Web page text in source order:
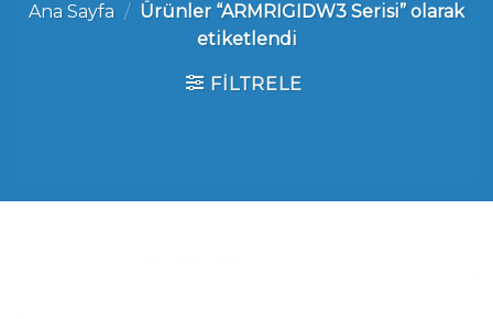
Ana Sayfa / Ürünler “ARMRIGIDW3 Serisi” olarak
etiketlendi
FILTRELE